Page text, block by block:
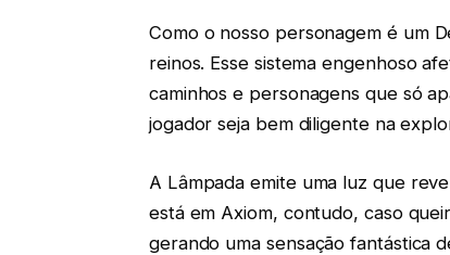
Como o nosso personagem é um
reinos. Esse sistema engenhoso
caminhos e personagens que só
jogador seja bem diligente na
A Lâmpada emite uma luz que
está em Axiom, contudo, caso
gerando uma sensação fantástica